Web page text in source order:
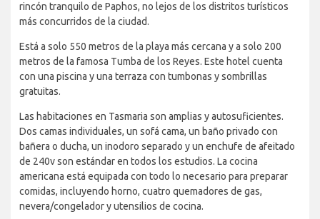
rincón tranquilo de Paphos, no lejos de los distritos turísticos
más concurridos de la ciudad.
Está a solo 550 metros de la playa más cercana y a solo 200
metros de la famosa Tumba de los Reyes. Este hotel cuenta
con una piscina y una terraza con tumbonas y sombrillas
gratuitas.
Las habitaciones en Tasmaria son amplias y autosuficientes.
Dos camas individuales, un sofá cama, un baño privado con
bañera o ducha, un inodoro separado y un enchufe de afeitado
de 240v son estándar en todos los estudios. La cocina
americana está equipada con todo lo necesario para preparar
comidas, incluyendo horno, cuatro quemadores de gas,
nevera/congelador y utensilios de cocina.